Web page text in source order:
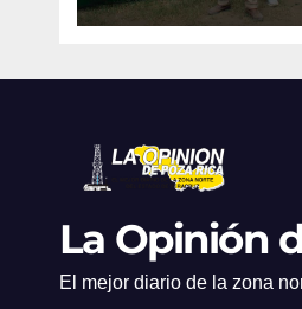
La Opinión
El mejor diario de la zona